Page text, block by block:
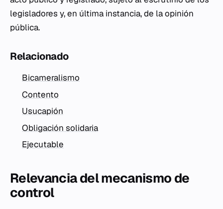
legisladores y, en última instancia, de la opinión
pública.
Relacionado
Bicameralismo
Contento
Usucapión
Obligación solidaria
Ejecutable
Relevancia del mecanismo de
control